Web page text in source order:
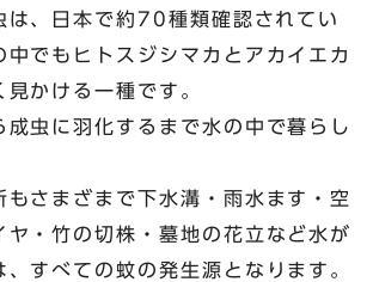
は、日本で約70種類確認されてい
中でもヒトスジシマカとアカイエカ
見かける一種です。
成虫に羽化するまで水の中で暮らし
もさまざまで下水溝・雨水ます・空
ヤ・竹の切株・墓地の花立など水が
、すべての蚊の発生源となります。